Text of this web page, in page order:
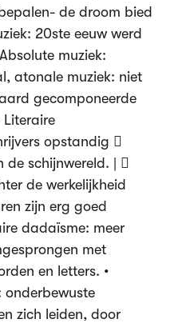
de droom bied
20ste eeuw werd
muziek:
atonale muziek: niet
gecomponeerde
Literaire
opstandig 
de schijnwereld. | 
de werkelijkheid
zijn erg goed
dadaïsme: meer
met
en letters. •
onderbewuste
zich leiden, door